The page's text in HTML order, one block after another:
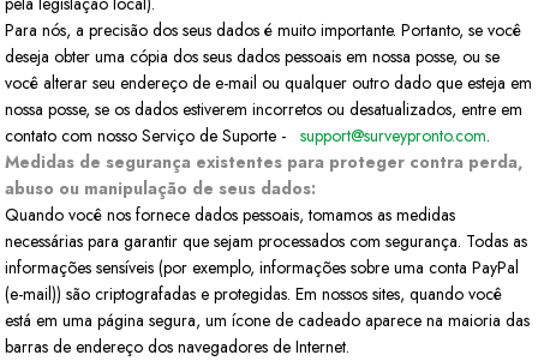
Para nós, a precisão dos seus dados é muito importante. Portanto, se você
deseja obter uma cópia dos seus dados pessoais em nossa posse, ou se
você alterar seu endereço de e-mail ou qualquer outro dado que esteja em
nossa posse, se os dados estiverem incorretos ou desatualizados, entre em
contato com nosso Serviço de Suporte -support@surveypronto.com.
Medidas de segurança existentes para proteger contra perda,
abuso ou manipulação de seus dados:
Quando você nos fornece dados pessoais, tomamos as medidas
necessárias para garantir que sejam processados com segurança. Todas as
informações sensíveis (por exemplo, informações sobre uma conta PayPal
(e-mail)) são criptografadas e protegidas. Em nossos sites, quando você
está em uma página segura, um ícone de cadeado aparece na maioria das
barras de endereço dos navegadores de Internet.